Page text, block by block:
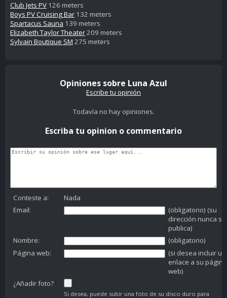
Club Jets PV 126 meters
Boys PV Cruising Bar 132 meters
Spartacus Sauna 139 meters
Elizabeth Taylor Theater209 meters
Sylvain Boutique SM 275 meters
Opiniones sobre Luna Azul
Escribe tu opinión
Todavía no hay opiniones.
Escriba tu opinion o commentario
Conteste a:
Nada
Email:
(obligatorio) (su
dirección nunca se
publica)
Nombre:
(obligatorio)
Página web:
(si desea incluir un
enlace a su página
web)
¿Añadir foto?
Si desea, puede subir una foto de su disco duro para